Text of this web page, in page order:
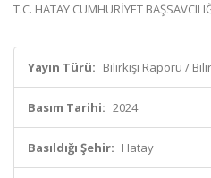
T.C. HATAY CUMHURİYET
Yayın Türü: Bilirkişi Raporu /
Basım Tarihi: 2024
Basıldığı Şehir: Hatay